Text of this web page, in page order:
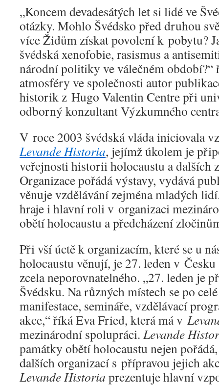
„Koncem devadesátých let si lidé ve
otázky. Mohlo Švédsko před druhou
více Židům získat povolení k pobytu?
švédská xenofobie, rasismus a
národní politiky ve válečném období?“
atmosféry ve společnosti autor
historik z Hugo Valentin Centre při
odborný konzultant Výzkumného
V roce 2003 švédská vláda iniciovala
Levande Historia, jejímž úkolem je
veřejnosti historii holocaustu a dalších
Organizace pořádá výstavy, vydává
věnuje vzdělávání zejména mladých
hraje i hlavní roli v organizaci
obětí holocaustu a předcházení
Při vší úctě k organizacím, které se u
holocaustu věnují, je 27. leden v Česku
zcela neporovnatelného. „27. leden je
Švédsku. Na různých místech se po
manifestace, semináře, vzdělávací
akce,“ říká Eva Fried, která má v
mezinárodní spolupráci. Levande
památky obětí holocaustu nejen
dalších organizací s přípravou jejich
Levande Historia prezentuje hlavní